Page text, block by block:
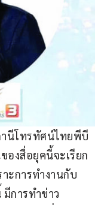
านีโทรทัศน์ไทยพีบี
องสื่อยุคนี้จะเรียก
าะการทำงานกับ
การทำข่าว